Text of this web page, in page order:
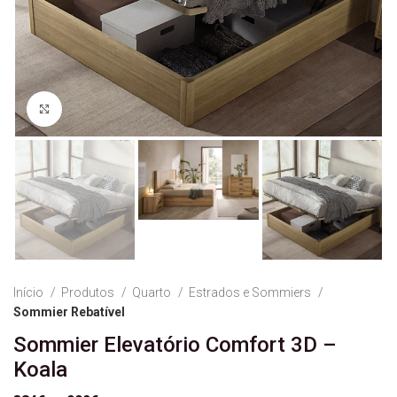
Ver Imagem
Início Produtos Quarto
Estrados e Sommiers
Sommier Rebatível
Sommier Elevatório Comfort 3D –
Koala